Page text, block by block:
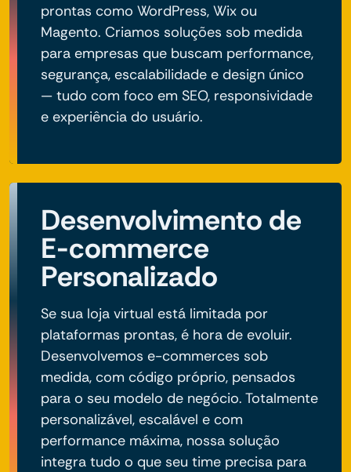
prontas como WordPress, Wix ou
Magento. Criamos soluções sob medida
para empresas que buscam performance,
segurança, escalabilidade e design único
— tudo com foco em SEO, responsividade
e experiência do usuário.
Desenvolvimento de
E-commerce
Personalizado
Se sua loja virtual está limitada por
plataformas prontas, é hora de evoluir.
Desenvolvemos e-commerces sob
medida, com código próprio, pensados
para o seu modelo de negócio. Totalmente
personalizável, escalável e com
performance máxima, nossa solução
integra tudo o que seu time precisa para